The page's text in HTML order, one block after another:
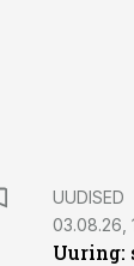
UUDISED
03.08.26,
Uuring: